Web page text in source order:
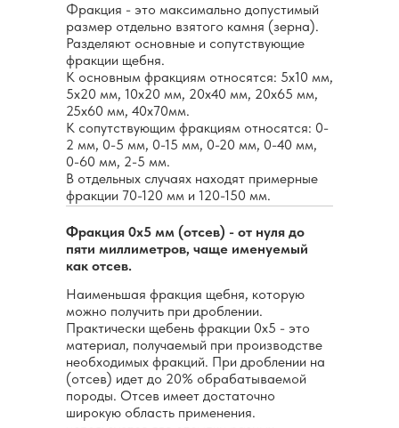
Фракция - это максимально допустимый
размер отдельно взятого камня (зерна).
Разделяют основные и сопутствующие
фракции щебня.
К основным фракциям относятся: 5х10 мм,
5х20 мм, 10х20 мм, 20х40 мм, 20х65 мм,
25х60 мм, 40х70мм.
К сопутствующим фракциям относятся: 0-
2 мм, 0-5 мм, 0-15 мм, 0-20 мм, 0-40 мм,
0-60 мм, 2-5 мм.
В отдельных случаях находят примерные
фракции 70-120 мм и 120-150 мм.
Фракция 0х5 мм (отсев) - от нуля до
пяти миллиметров, чаще именуемый
как отсев.
Наименьшая фракция щебня, которую
можно получить при дроблении.
Практически щебень фракции 0х5 - это
материал, получаемый при производстве
необходимых фракций. При дроблении на
(отсев) идет до 20% обрабатываемой
породы. Отсев имеет достаточно
широкую область применения.